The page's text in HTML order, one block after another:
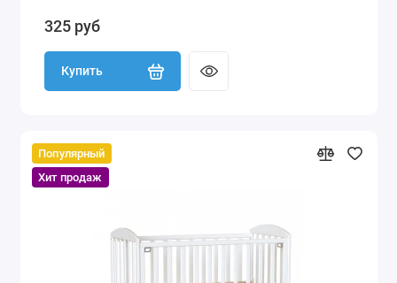
325 руб
Купить
Популярный
Хит продаж